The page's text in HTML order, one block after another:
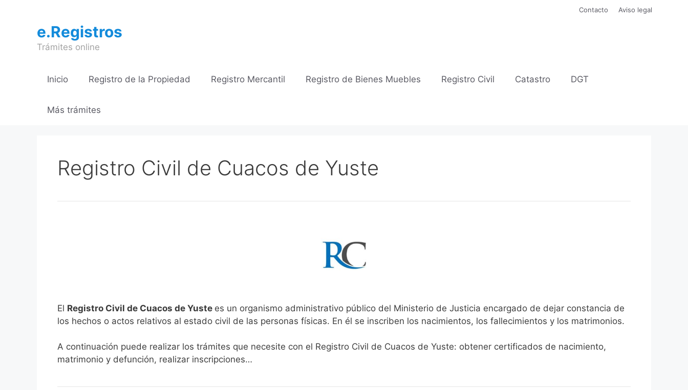
contenido
Contacto Aviso legal
e.Registros
Trámites online
Inicio Registro de la Propiedad Registro Mercantil Registro de Bienes Muebles Registro Civil Catastro DGT
Más trámites
Registro Civil de Cuacos de Yuste
El Registro Civil de Cuacos de Yuste es un organismo administrativo público del Ministerio de Justicia encargado de dejar constancia de
los hechos o actos relativos al estado civil de las personas físicas. En él se inscriben los nacimientos, los fallecimientos y los matrimonios.
A continuación puede realizar los trámites que necesite con el Registro Civil de Cuacos de Yuste: obtener certificados de nacimiento,
matrimonio y defunción, realizar inscripciones…